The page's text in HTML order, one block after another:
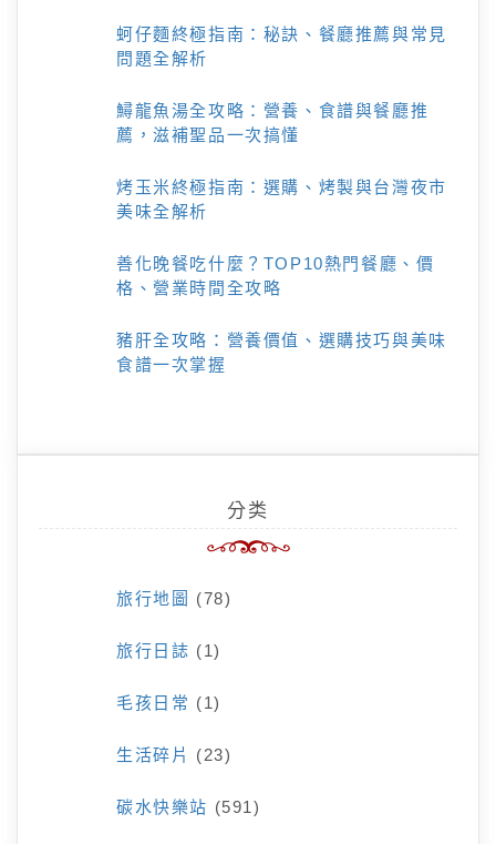
蚵仔麵終極指南：秘訣、餐廳推薦與常見
問題全解析
鱘龍魚湯全攻略：營養、食譜與餐廳推
薦，滋補聖品一次搞懂
烤玉米終極指南：選購、烤製與台灣夜市
美味全解析
善化晚餐吃什麼？TOP10熱門餐廳、價
格、營業時間全攻略
豬肝全攻略：營養價值、選購技巧與美味
食譜一次掌握
分类
旅行地圖 (78)
旅行日誌 (1)
毛孩日常 (1)
生活碎片 (23)
碳水快樂站 (591)